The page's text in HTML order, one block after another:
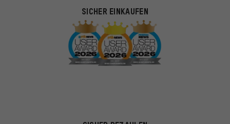
SICHER EINKAUFEN